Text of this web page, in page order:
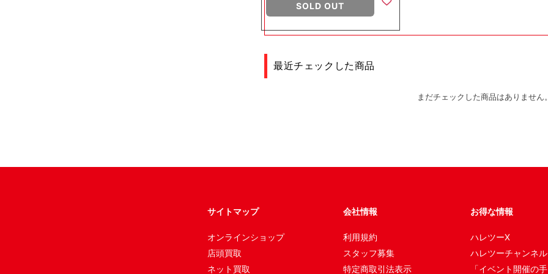
SOLD OUT
最近チェックした商品
まだチェックした商品はありません。
サイトマップ
オンラインショップ
店頭買取
ネット買取
会社情報
利用規約
スタッフ募集
特定商取引法表示
お得な情報
ハレツーX
ハレツーチャンネル
「イベント開催の